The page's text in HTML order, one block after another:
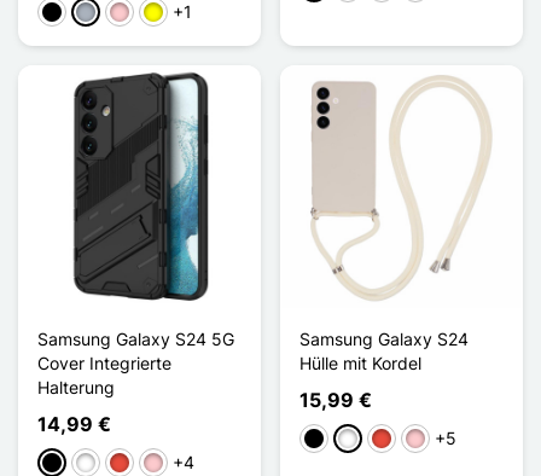
Schwarz
GrauPinkGelb+1
Samsung Galaxy S24 5G
Cover Integrierte
Halterung
14,99 €
Schwarz
WeißRot Pink+4
Samsung Galaxy S24
Hülle mit Kordel
15,99 €
Schwarz
WeißRot Pink+5